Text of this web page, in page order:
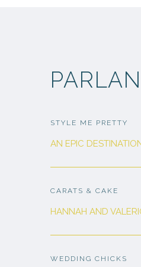
STYLE ME PRETTY
AN EPIC
CARATS & CAKE
HANNAH AND
WEDDING CHICKS